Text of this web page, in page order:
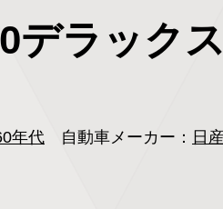
デラック
年代 自動車メーカー： 日